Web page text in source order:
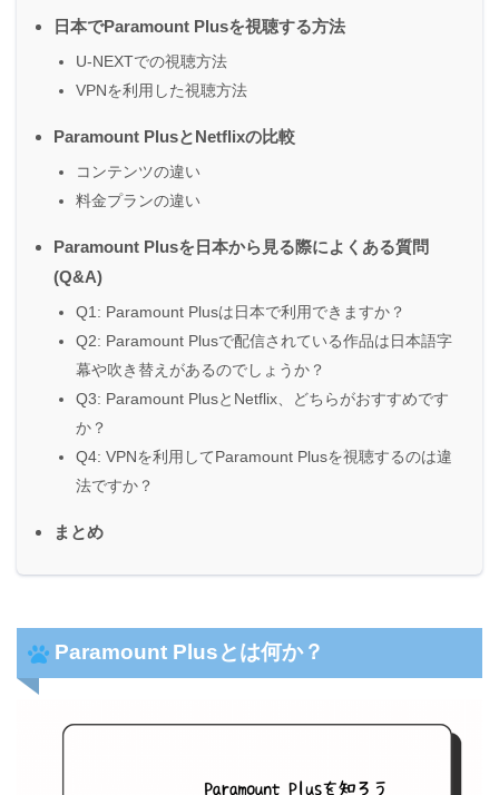
日本でParamount Plusを視聴する方法
U-NEXTでの視聴方法
VPNを利用した視聴方法
Paramount PlusとNetflixの比較
コンテンツの違い
料金プランの違い
Paramount Plusを日本から見る際によくある質問
(Q&A)
Q1: Paramount Plusは日本で利用できますか？
Q2: Paramount Plusで配信されている作品は日本語字
幕や吹き替えがあるのでしょうか？
Q3: Paramount PlusとNetflix、どちらがおすすめです
か？
Q4: VPNを利用してParamount Plusを視聴するのは違
法ですか？
まとめ
Paramount Plusとは何か？